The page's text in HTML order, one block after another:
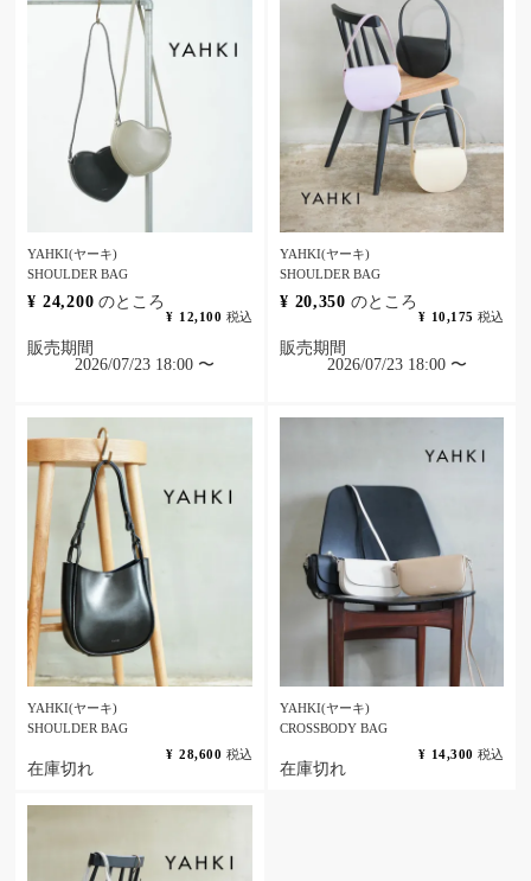
YAHKI(ヤーキ)
SHOULDER BAG
¥ 24,200 のところ
¥ 12,100 税込
販売期間
2026/07/23 18:00 〜
YAHKI(ヤーキ)
SHOULDER BAG
¥ 20,350 のところ
¥ 10,175 税込
販売期間
2026/07/23 18:00 〜
YAHKI(ヤーキ)
SHOULDER BAG
¥ 28,600 税込
在庫切れ
YAHKI(ヤーキ)
CROSSBODY BAG
¥ 14,300 税込
在庫切れ